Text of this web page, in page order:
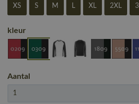
XS S M L XL 2XL
kleur
Aantal